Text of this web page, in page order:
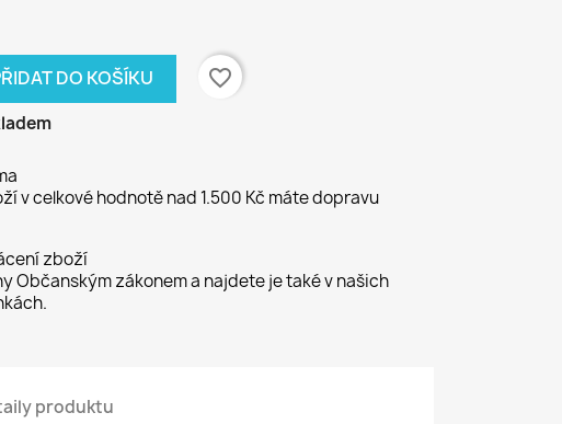
DO KOŠÍKU
favorite_border
v celkové hodnotě nad 1.500 Kč máte dopravu
zboží
Občanským zákonem a najdete je také v našich
produktu